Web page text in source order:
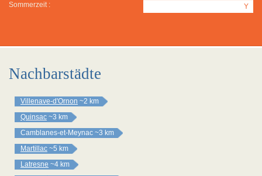
Sommerzeit : Y
Nachbarstädte
Villenave-d'Ornon ~2 km
Quinsac ~3 km
Camblanes-et-Meynac ~3 km
Martillac ~5 km
Latresne ~4 km